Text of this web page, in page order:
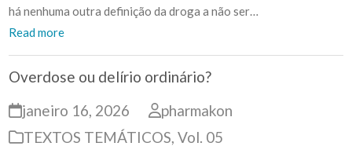
há nenhuma outra definição da droga a não ser…
Read more
Overdose ou delírio ordinário?
janeiro 16, 2026
pharmakon
TEXTOS TEMÁTICOS,Vol. 05